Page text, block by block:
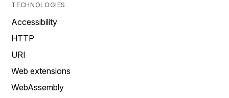
TECHNOLOGIES
Accessibility
HTTP
URI
Web extensions
WebAssembly